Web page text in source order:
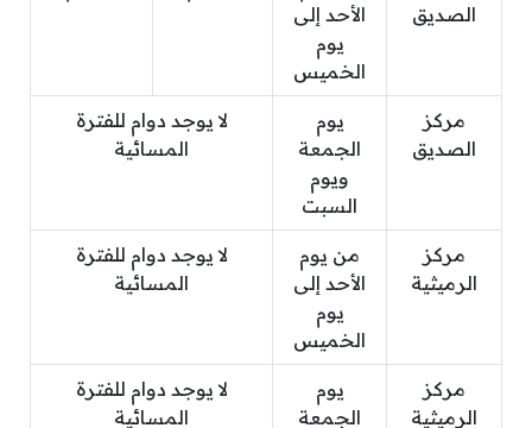
الصديق
الأحد إلى
يوم
الخميس
مركز
الصديق
يوم
الجمعة
ويوم
السبت
لا يوجد دوام للفترة
المسائية
مركز
الرميثية
من يوم
الأحد إلى
يوم
الخميس
لا يوجد دوام للفترة
المسائية
مركز
الرميثية
يوم
الجمعة
لا يوجد دوام للفترة
المسائية